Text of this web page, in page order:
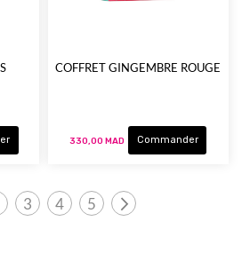
COFFRET GINGEMBRE ROUGE
330,00 MAD Commander
actuellement la page
Page
3 Page
4 Page
5 Page
Suivant